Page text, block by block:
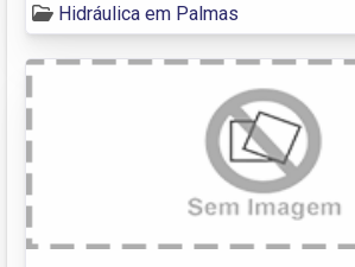
Hidráulica em Palmas